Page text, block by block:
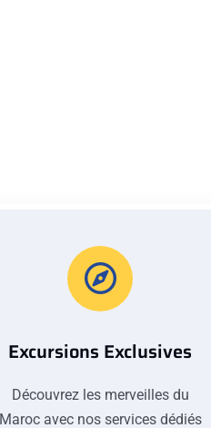
Excursions Exclusives
Découvrez les merveilles du
Maroc avec nos services dédiés